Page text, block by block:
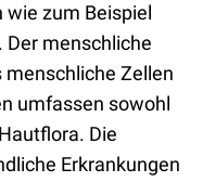
wie zum Beispiel
menschliche
Zellen
umfassen sowohl
Die
Erkrankungen